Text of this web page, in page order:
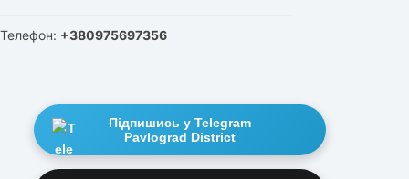
Телефон: +380975697356
Підпишись у Telegram
Pavlograd District